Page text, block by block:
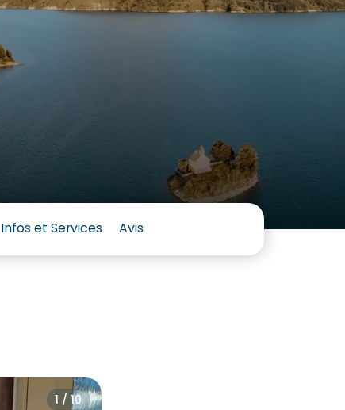
Infos et Services Avis
1 / 10